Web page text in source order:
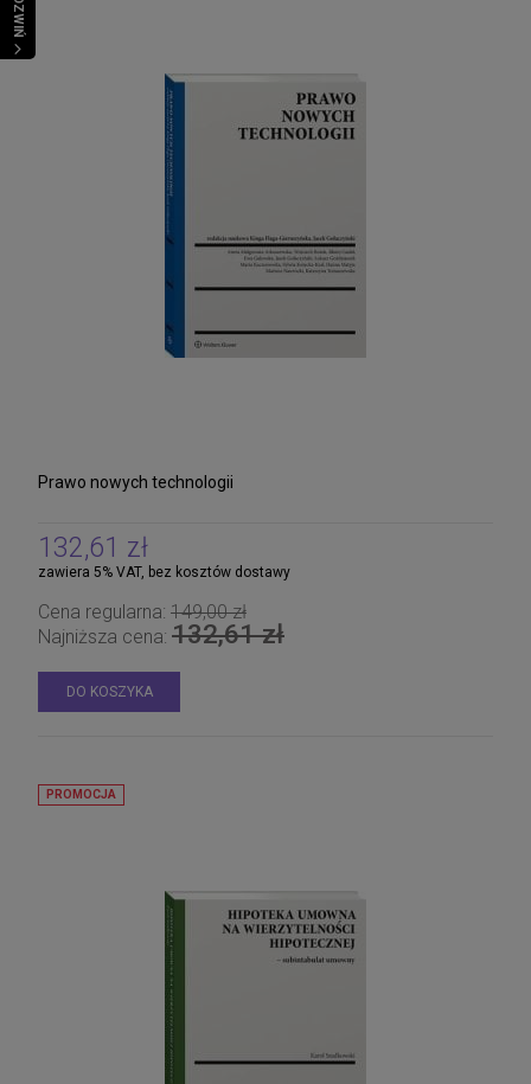
ROZWIŃ
Prawo nowych technologii
132,61 zł
zawiera 5% VAT, bez kosztów dostawy
Cena regularna: 149,00 zł
Najniższa cena: 132,61 zł
DO KOSZYKA
PROMOCJA